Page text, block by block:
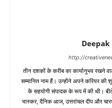
http://
तीन दशकों के करीब का कार्यानुभव रखने
सम्मानित नाम हैं। उन्होंने अपने करियर की
के सहयोगी संपादक के रूप में की थी।
भास्कर, दैनिक आज, उत्तरांचल दीप और